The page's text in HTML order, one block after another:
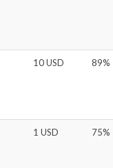
10 USD 89%
1 USD 75%